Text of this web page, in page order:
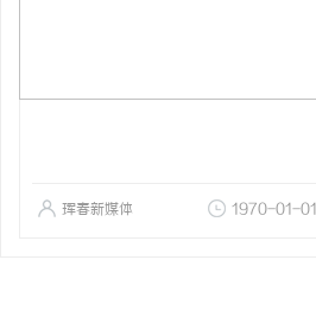
珲春新媒体 1970-01-01